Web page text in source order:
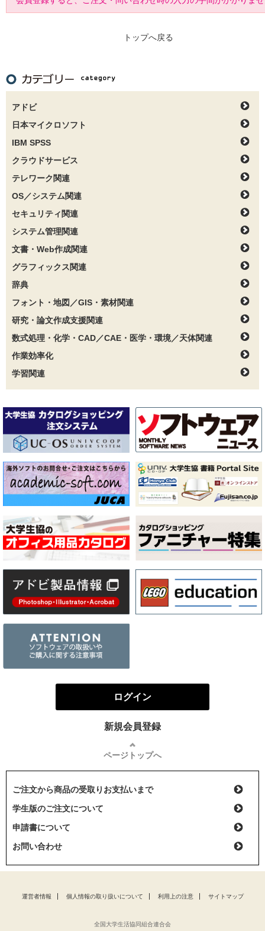
トップへ戻る
アドビ
日本マイクロソフト
IBM SPSS
クラウドサービス
テレワーク関連
OS／システム関連
セキュリティ関連
システム管理関連
文書・Web作成関連
グラフィックス関連
辞典
フォント・地図／GIS・素材関連
研究・論文作成支援関連
数式処理・化学・CAD／CAE・医学・環境／天体関連
作業効率化
学習関連
ログイン
新規会員登録
ページトップへ
ご注文から商品の受取りお支払いまで
学生版のご注文について
申請書について
お問い合わせ
運営者情報 個人情報の取り扱いについて 利用上の注意 サイトマップ
全国大学生活協同組合連合会